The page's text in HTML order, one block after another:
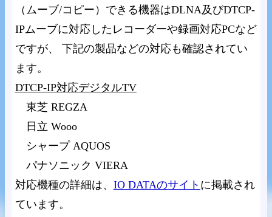
（ムーブ/コピー）できる機器はDLNA及びDTCP-
IPムーブに対応したレコーダーや録画対応PCなど
ですが、 下記の製品などの対応も確認されてい
ます。
DTCP-IP対応デジタルTV
東芝 REGZA
日立 Wooo
シャープ AQUOS
パナソニック VIERA
対応機種の詳細は、 IO DATAのサイト に掲載され
ています。